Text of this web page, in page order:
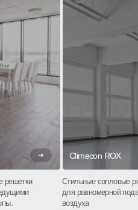
решетки
Climecon ROX
Стильные сопловые
для равномерной
воздуха